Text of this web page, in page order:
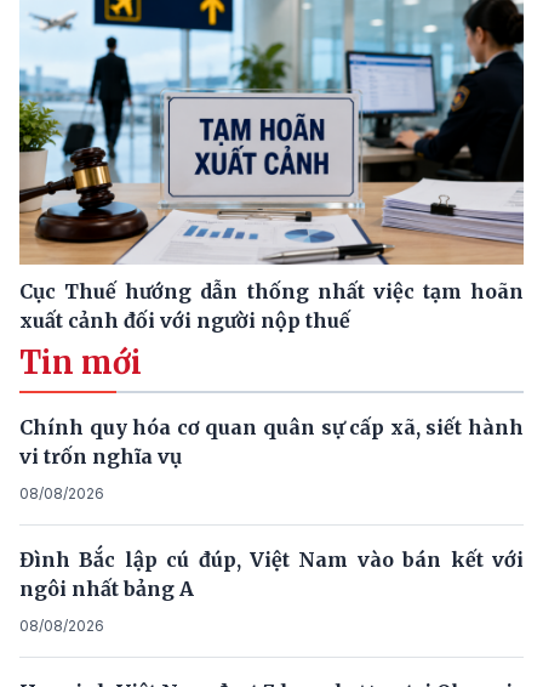
Cục Thuế hướng dẫn thống nhất việc tạm hoãn
xuất cảnh đối với người nộp thuế
Tin mới
Chính quy hóa cơ quan quân sự cấp xã, siết hành
vi trốn nghĩa vụ
08/08/2026
Đình Bắc lập cú đúp, Việt Nam vào bán kết với
ngôi nhất bảng A
08/08/2026